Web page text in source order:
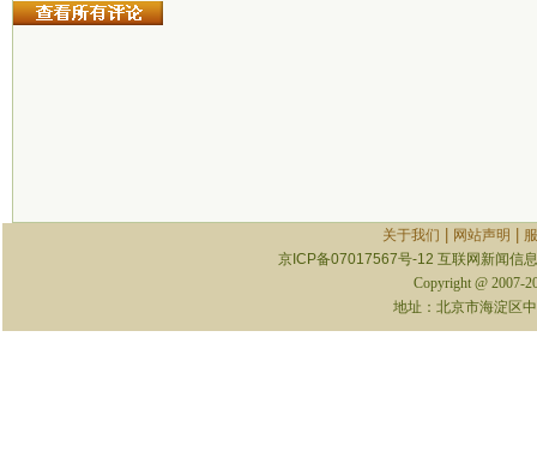
关于我们 网站声明
京ICP备07017567号-12 互联网新闻信
Copyright @ 2007-
地址：北京市海淀区